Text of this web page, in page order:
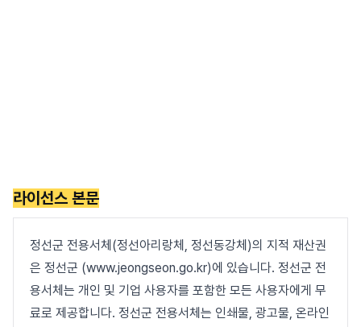
라이선스 본문
정선군 전용서체(정선아리랑체, 정선동강체)의 지적 재산권
은 정선군 (www.jeongseon.go.kr)에 있습니다. 정선군 전
용서체는 개인 및 기업 사용자를 포함한 모든 사용자에게 무
료로 제공합니다. 정선군 전용서체는 인쇄물, 광고물, 온라인